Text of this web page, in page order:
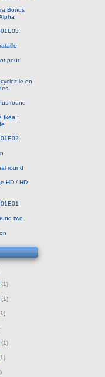
Bonus
pour
le en
!
round
Ikea :
round
HD / HD-
two
(1)
(1)
(1)